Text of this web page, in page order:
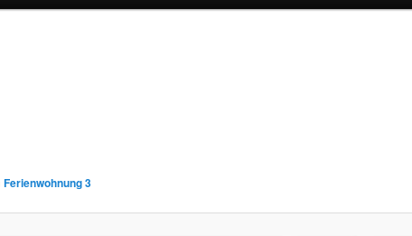
Ferienwohnung 3